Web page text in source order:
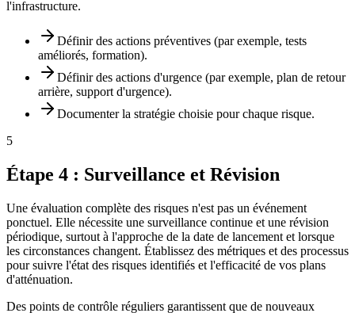
l'infrastructure.
Définir des actions préventives (par exemple, tests
améliorés, formation).
Définir des actions d'urgence (par exemple, plan de retour
arrière, support d'urgence).
Documenter la stratégie choisie pour chaque risque.
5
Étape 4 : Surveillance et Révision
Une évaluation complète des risques n'est pas un événement
ponctuel. Elle nécessite une surveillance continue et une révision
périodique, surtout à l'approche de la date de lancement et lorsque
les circonstances changent. Établissez des métriques et des processus
pour suivre l'état des risques identifiés et l'efficacité de vos plans
d'atténuation.
Des points de contrôle réguliers garantissent que de nouveaux